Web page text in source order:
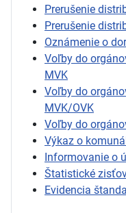
Prerušenie
Prerušenie
Oznámenie o
Voľby do
MVK
Voľby do
MVK/OVK
Voľby do
Výkaz o
Informovanie o
Štatistické
Evidencia